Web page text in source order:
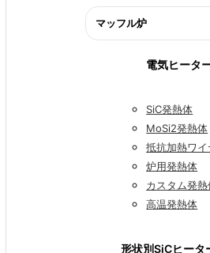
マッフル炉
電気ヒータ
SiC発熱体
MoSi2発熱体
抵抗加熱ワイ
炉用発熱体
カスタム発熱
高温発熱体
形状別SiCヒータ